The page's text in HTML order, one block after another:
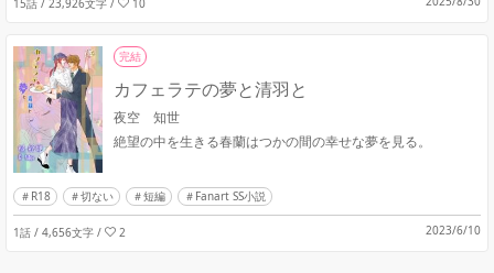
15話 / 23,926文字 / 10
完結
カフェラテの夢と清羽と
夜空 知世
絶望の中を生きる春蘭はつかの間の幸せな夢を見る。
R18 切ない 短編 Fanart SS小説
1話 / 4,656文字 / 2 2023/6/10